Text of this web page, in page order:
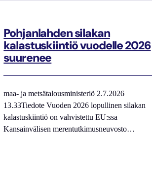
Pohjanlahden silakan
kalastuskiintiö vuodelle 2026
suurenee
maa- ja metsätalousministeriö 2.7.2026
13.33Tiedote Vuoden 2026 lopullinen silakan
kalastuskiintiö on vahvistettu EU:ssa
Kansainvälisen merentutkimusneuvosto…